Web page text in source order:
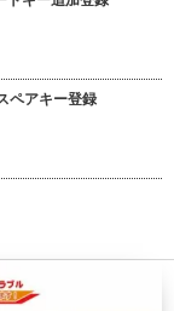
ペアキー登録